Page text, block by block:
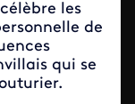
les
de
qui se